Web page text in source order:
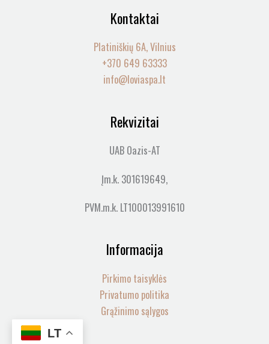
Kontaktai
Platiniškių 6A, Vilnius
+370 649 63333
info@loviaspa.lt
Rekvizitai
UAB Oazis-AT
Įm.k. 301619649,
PVM.m.k. LT100013991610
Informacija
Pirkimo taisyklės
Privatumo politika
Grąžinimo sąlygos
LT